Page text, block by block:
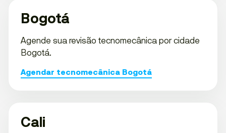
Bogotá
Agende sua revisão tecnomecânica por cidade
Bogotá.
Agendar tecnomecânica Bogotá
Cali